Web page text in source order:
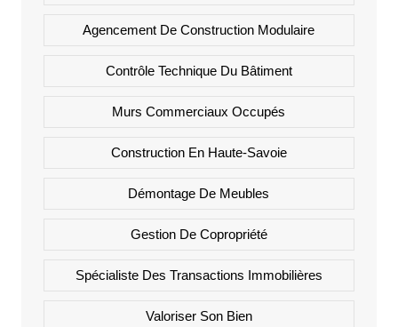
Agencement De Construction Modulaire
Contrôle Technique Du Bâtiment
Murs Commerciaux Occupés
Construction En Haute-Savoie
Démontage De Meubles
Gestion De Copropriété
Spécialiste Des Transactions Immobilières
Valoriser Son Bien